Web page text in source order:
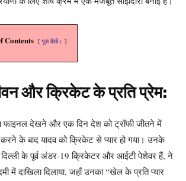
Contents पूरा देखें।
और क्रिकेट के प्रति प्रेम:
फाइनल देखने और एक दिन देश को ट्रॉफी जीतने में
के बाद यादव को क्रिकेट से प्यार हो गया। उनके
दिल्ली के पूर्व अंडर-19 क्रिकेटर और आईटी पेशेवर हैं, ने
में दाखिला दिलाया, जहाँ उनका “खेल के प्रति प्यार